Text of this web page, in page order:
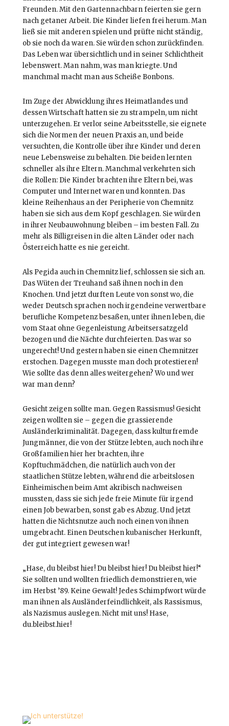
Freunden. Mit den Gartennachbarn feierten sie gern
nach getaner Arbeit. Die Kinder liefen frei herum. Man
ließ sie mit anderen spielen und prüfte nicht ständig,
ob sie noch da waren. Sie würden schon zurückfinden.
Das Leben war übersichtlich und in seiner Schlichtheit
lebenswert. Man nahm, was man kriegte. Und
manchmal macht man aus Scheiße Bonbons.
Im Zuge der Abwicklung ihres Heimatlandes und
dessen Wirtschaft hatten sie zu strampeln, um nicht
unterzugehen. Er verlor seine Arbeitsstelle, sie eignete
sich die Normen der neuen Praxis an, und beide
versuchten, die Kontrolle über ihre Kinder und deren
neue Lebensweise zu behalten. Die beiden lernten
schneller als ihre Eltern. Manchmal verkehrten sich
die Rollen: Die Kinder brachten ihre Eltern bei, was
Computer und Internet waren und konnten. Das
kleine Reihenhaus an der Peripherie von Chemnitz
haben sie sich aus dem Kopf geschlagen. Sie würden
in ihrer Neubauwohnung bleiben – im besten Fall. Zu
mehr als Billigreisen in die alten Länder oder nach
Österreich hatte es nie gereicht.
Als Pegida auch in Chemnitz lief, schlossen sie sich an.
Das Wüten der Treuhand saß ihnen noch in den
Knochen. Und jetzt durften Leute von sonst wo, die
weder Deutsch sprachen noch irgendeine verwertbare
berufliche Kompetenz besaßen, unter ihnen leben, die
vom Staat ohne Gegenleistung Arbeitsersatzgeld
bezogen und die Nächte durchfeierten. Das war so
ungerecht! Und gestern haben sie einen Chemnitzer
erstochen. Dagegen musste man doch protestieren!
Wie sollte das denn alles weitergehen? Wo und wer
war man denn?
Gesicht zeigen sollte man. Gegen Rassismus! Gesicht
zeigen wollten sie – gegen die grassierende
Ausländerkriminalität. Dagegen, dass kulturfremde
Jungmänner, die von der Stütze lebten, auch noch ihre
Großfamilien hier her brachten, ihre
Kopftuchmädchen, die natürlich auch von der
staatlichen Stütze lebten, während die arbeitslosen
Einheimischen beim Amt akribisch nachweisen
mussten, dass sie sich jede freie Minute für irgend
einen Job bewarben, sonst gab es Abzug. Und jetzt
hatten die Nichtsnutze auch noch einen von ihnen
umgebracht. Einen Deutschen kubanischer Herkunft,
der gut integriert gewesen war!
„Hase, du bleibst hier! Du bleibst hier! Du bleibst hier!“
Sie sollten und wollten friedlich demonstrieren, wie
im Herbst ’89. Keine Gewalt! Jedes Schimpfwort würde
man ihnen als Ausländerfeindlichkeit, als Rassismus,
als Nazismus auslegen. Nicht mit uns! Hase,
du.bleibst.hier!